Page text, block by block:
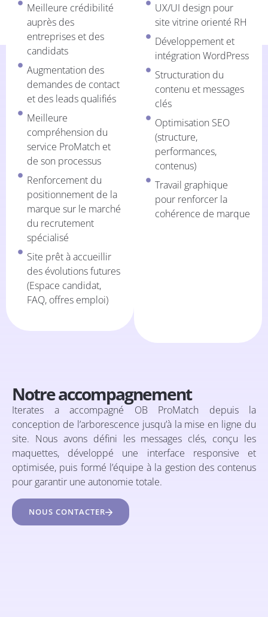
Meilleure crédibilité
auprès des
entreprises et des
candidats
Augmentation des
demandes de contact
et des leads qualifiés
Meilleure
compréhension du
service ProMatch et
de son processus
Renforcement du
positionnement de la
marque sur le marché
du recrutement
spécialisé
Site prêt à accueillir
des évolutions futures
(Espace candidat,
FAQ, offres emploi)
UX/UI design pour
site vitrine orienté RH
Développement et
intégration WordPress
Structuration du
contenu et messages
clés
Optimisation SEO
(structure,
performances,
contenus)
Travail graphique
pour renforcer la
cohérence de marque
Notre accompagnement
Iterates a accompagné OB ProMatch depuis la
conception de l’arborescence jusqu’à la mise en ligne du
site. Nous avons défini les messages clés, conçu les
maquettes, développé une interface responsive et
optimisée, puis formé l’équipe à la gestion des contenus
pour garantir une autonomie totale.
NOUS CONTACTER